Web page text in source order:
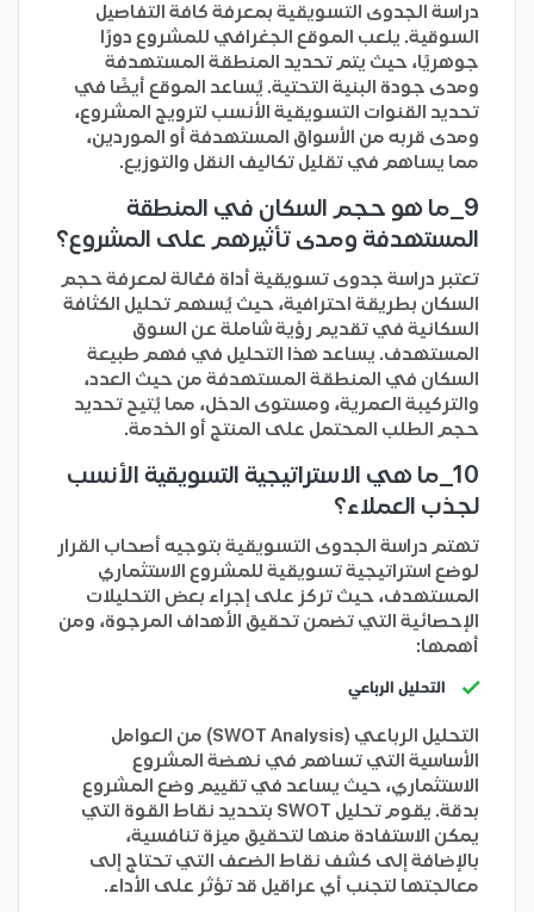
دراسة الجدوى التسويقية بمعرفة كافة التفاصيل
السوقية. يلعب الموقع الجغرافي للمشروع دورًا
جوهريًا، حيث يتم تحديد المنطقة المستهدفة
ومدى جودة البنية التحتية. يُساعد الموقع أيضًا في
تحديد القنوات التسويقية الأنسب لترويج المشروع،
ومدى قربه من الأسواق المستهدفة أو الموردين،
مما يساهم في تقليل تكاليف النقل والتوزيع.
9_ ما هو حجم السكان في المنطقة
المستهدفة ومدى تأثيرهم على المشروع؟
تعتبر دراسة جدوى تسويقية أداة فعّالة لمعرفة حجم
السكان بطريقة احترافية، حيث يُسهم تحليل الكثافة
السكانية في تقديم رؤية شاملة عن السوق
المستهدف. يساعد هذا التحليل في فهم طبيعة
السكان في المنطقة المستهدفة من حيث العدد،
والتركيبة العمرية، ومستوى الدخل، مما يُتيح تحديد
حجم الطلب المحتمل على المنتج أو الخدمة.
10_ ما هي الاستراتيجية التسويقية الأنسب
لجذب العملاء؟
تهتم دراسة الجدوى التسويقية بتوجيه أصحاب القرار
لوضع استراتيجية تسويقية للمشروع الاستثماري
المستهدف، حيث تركز على إجراء بعض التحليلات
الإحصائية التي تضمن تحقيق الأهداف المرجوة، ومن
أهمها:
التحليل الرباعي
التحليل الرباعي (SWOT Analysis) من العوامل
الأساسية التي تساهم في نهضة المشروع
الاستثماري، حيث يساعد في تقييم وضع المشروع
بدقة. يقوم تحليل SWOT بتحديد نقاط القوة التي
يمكن الاستفادة منها لتحقيق ميزة تنافسية،
بالإضافة إلى كشف نقاط الضعف التي تحتاج إلى
معالجتها لتجنب أي عراقيل قد تؤثر على الأداء.